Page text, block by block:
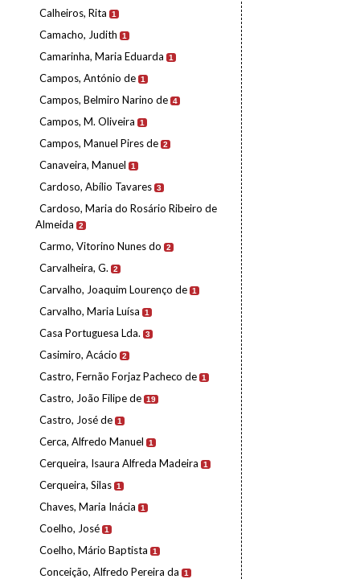
Calheiros, Rita 1
Camacho, Judith 1
Camarinha, Maria Eduarda 1
Campos, António de 1
Campos, Belmiro Narino de 4
Campos, M. Oliveira 1
Campos, Manuel Pires de 2
Canaveira, Manuel 1
Cardoso, Abílio Tavares 3
Cardoso, Maria do Rosário Ribeiro de
Almeida
2
Carmo, Vitorino Nunes do 2
Carvalheira, G. 2
Carvalho, Joaquim Lourenço de 1
Carvalho, Maria Luísa 1
Casa Portuguesa Lda. 3
Casimiro, Acácio 2
Castro, Fernão Forjaz Pacheco de 1
Castro, João Filipe de 19
Castro, José de 1
Cerca, Alfredo Manuel 1
Cerqueira, Isaura Alfreda Madeira 1
Cerqueira, Silas 1
Chaves, Maria Inácia 1
Coelho, José 1
Coelho, Mário Baptista 1
Conceição, Alfredo Pereira da 1